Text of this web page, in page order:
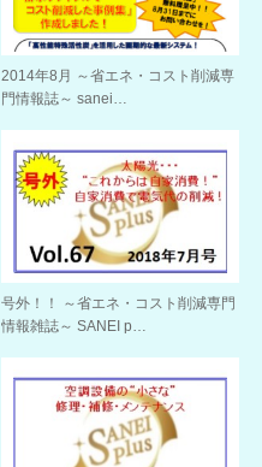
2014年8月 ～省エネ・コスト削減専
門情報誌～ sanei…
号外！！ ～省エネ・コスト削減専門
情報雑誌～ SANEI p…